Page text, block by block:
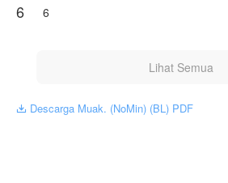
6 6
Lihat Semua
 Descarga Muak. (NoMin) (BL) PDF